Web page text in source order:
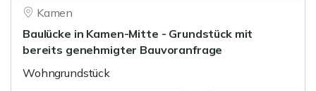
Kamen
Baulücke in Kamen-Mitte - Grundstück mit
bereits genehmigter Bauvoranfrage
Wohngrundstück